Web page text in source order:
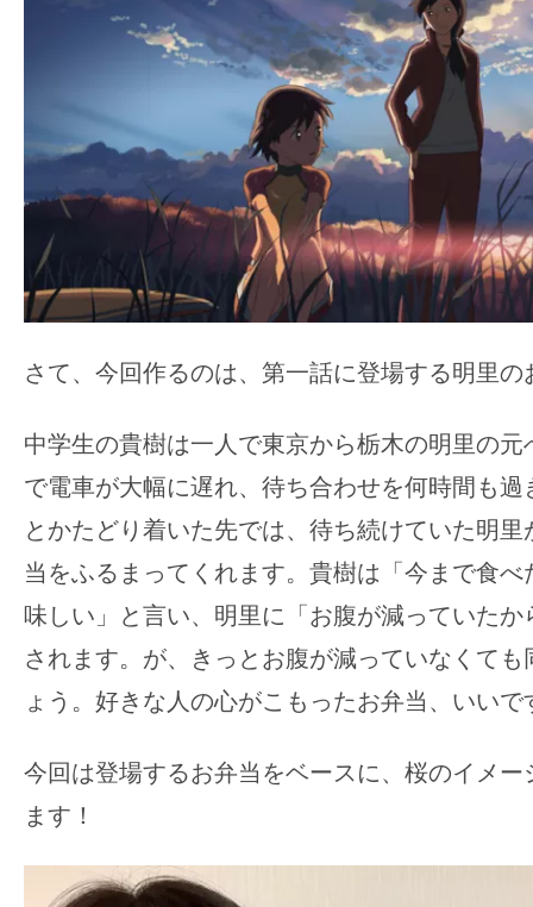
さて、今回作るのは、第一話に登場する明里の
中学生の貴樹は一人で東京から栃木の明里の
で電車が大幅に遅れ、待ち合わせを何時間も
とかたどり着いた先では、待ち続けていた明
当をふるまってくれます。貴樹は「今まで食
味しい」と言い、明里に「お腹が減っていた
されます。が、きっとお腹が減っていなくて
ょう。好きな人の心がこもったお弁当、いいで
今回は登場するお弁当をベースに、桜のイメー
ます！